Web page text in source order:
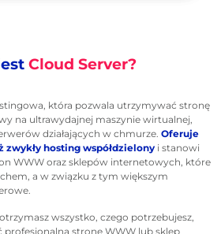
Cloud Server?
która pozwala utrzymywać stronę
na ultrawydajnej maszynie wirtualnej,
działających w chmurze. Oferuje
hosting współdzielony i stanowi
WWW oraz sklepów internetowych, które
a w związku z tym większym
wszystko, czego potrzebujesz,
stronę WWW lub sklep